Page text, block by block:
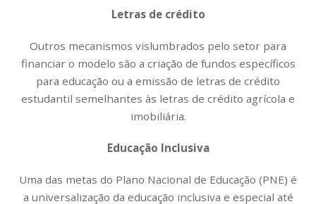
Letras de crédito
Outros mecanismos vislumbrados pelo setor para
financiar o modelo são a criação de fundos específicos
para educação ou a emissão de letras de crédito
estudantil semelhantes às letras de crédito agrícola e
imobiliária.
Educação Inclusiva
Uma das metas do Plano Nacional de Educação (PNE) é
a universalização da educação inclusiva e especial até